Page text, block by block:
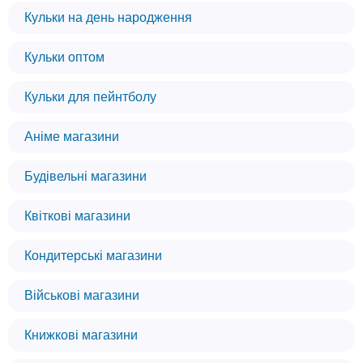
Кульки на день народження
Кульки оптом
Кульки для пейнтболу
Аніме магазини
Будівельні магазини
Квіткові магазини
Кондитерські магазини
Військові магазини
Книжкові магазини